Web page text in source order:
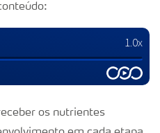
os nutrientes